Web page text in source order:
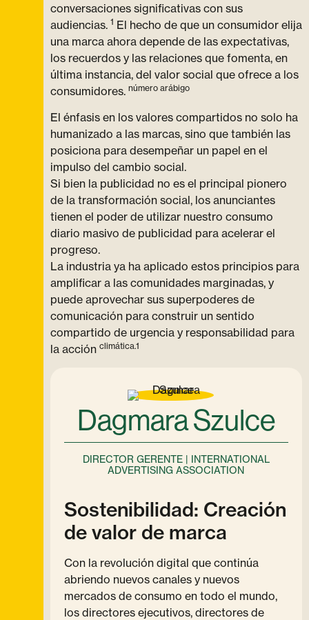
conversaciones significativas con sus
audiencias. 1 El hecho de que un consumidor elija
una marca ahora depende de las expectativas,
los recuerdos y las relaciones que fomenta, en
última instancia, del valor social que ofrece a los
consumidores. número arábigo
El énfasis en los valores compartidos no solo ha
humanizado a las marcas, sino que también las
posiciona para desempeñar un papel en el
impulso del cambio social.
Si bien la publicidad no es el principal pionero
de la transformación social, los anunciantes
tienen el poder de utilizar nuestro consumo
diario masivo de publicidad para acelerar el
progreso.
La industria ya ha aplicado estos principios para
amplificar a las comunidades marginadas, y
puede aprovechar sus superpoderes de
comunicación para construir un sentido
compartido de urgencia y responsabilidad para
la acción climática.1
Dagmara Szulce
DIRECTOR GERENTE | INTERNATIONAL
ADVERTISING ASSOCIATION
Sostenibilidad: Creación
de valor de marca
Con la revolución digital que continúa
abriendo nuevos canales y nuevos
mercados de consumo en todo el mundo,
los directores ejecutivos, directores de